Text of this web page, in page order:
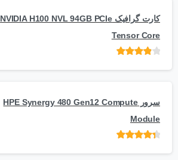
کارت گرافیک NVIDIA H100 NVL 94GB PCIe
Tensor Core
5
سرور HPE Synergy 480 Gen12 Compute
Module